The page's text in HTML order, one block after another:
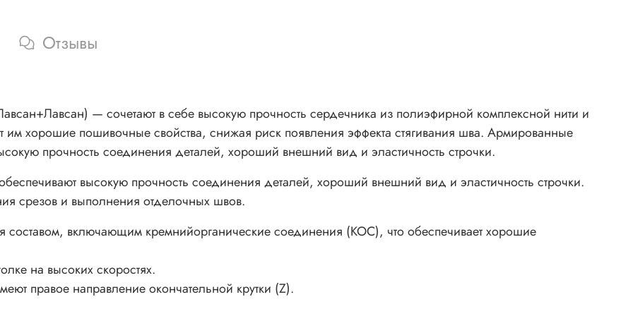
Отзывы
— сочетают в себе высокую прочность сердечника из полиэфирной комплексной нити и
им хорошие пошивочные свойства, снижая риск появления эффекта стягивания шва. Армированные
прочность соединения деталей, хороший внешний вид и эластичность строчки.
высокую прочность соединения деталей, хороший внешний вид и эластичность строчки.
срезов и выполнения отделочных швов.
составом, включающим кремнийорганические соединения (КОС), что обеспечивает хорошие
на высоких скоростях.
направление окончательной крутки (Z).